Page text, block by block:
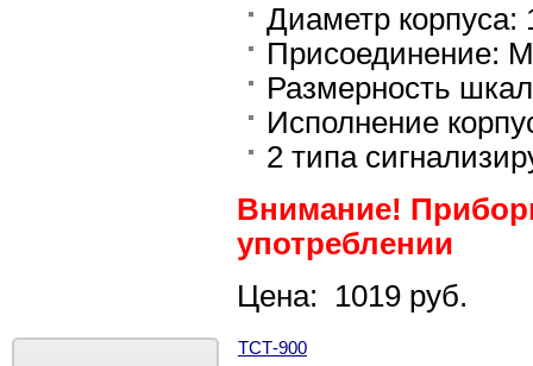
Диаметр корпуса:
Присоединение:
Размерность
Исполнение
2 типа
Внимание!
употреблении
Цена: 1019 руб.
ТСТ-900